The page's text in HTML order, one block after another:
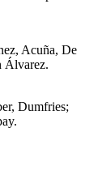
Acuña, De
Álvarez.
Dumfries;